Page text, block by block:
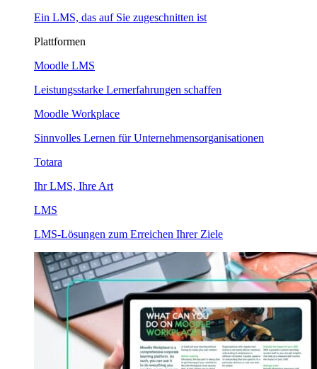
Ein LMS, das auf Sie zugeschnitten ist
Plattformen
Moodle LMS
Leistungsstarke Lernerfahrungen schaffen
Moodle Workplace
Sinnvolles Lernen für Unternehmensorganisationen
Totara
Ihr LMS, Ihre Art
LMS
LMS-Lösungen zum Erreichen Ihrer Ziele